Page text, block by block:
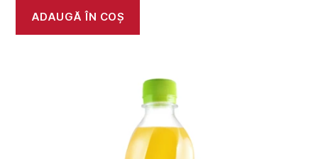
ADAUGĂ ÎN COȘ